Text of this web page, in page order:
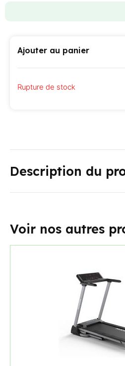
Ajouter au panier
Rupture de stock
Description du
Voir nos autres